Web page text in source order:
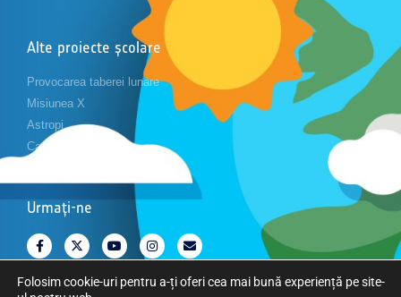
Alte proiecte școlare
Provocarea taberei lunare
Misiunea X
Astropi
Cansat
Urmați-ne
Folosim cookie-uri pentru a-ți oferi cea mai bună experiență pe site-